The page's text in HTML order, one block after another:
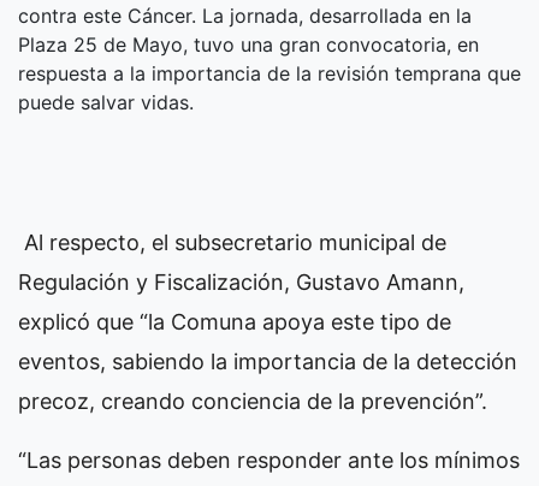
contra este Cáncer. La jornada, desarrollada en la
Plaza 25 de Mayo, tuvo una gran convocatoria, en
respuesta a la importancia de la revisión temprana que
puede salvar vidas.
Al respecto, el subsecretario municipal de
Regulación y Fiscalización, Gustavo Amann,
explicó que “la Comuna apoya este tipo de
eventos, sabiendo la importancia de la detección
precoz, creando conciencia de la prevención”.
“Las personas deben responder ante los mínimos